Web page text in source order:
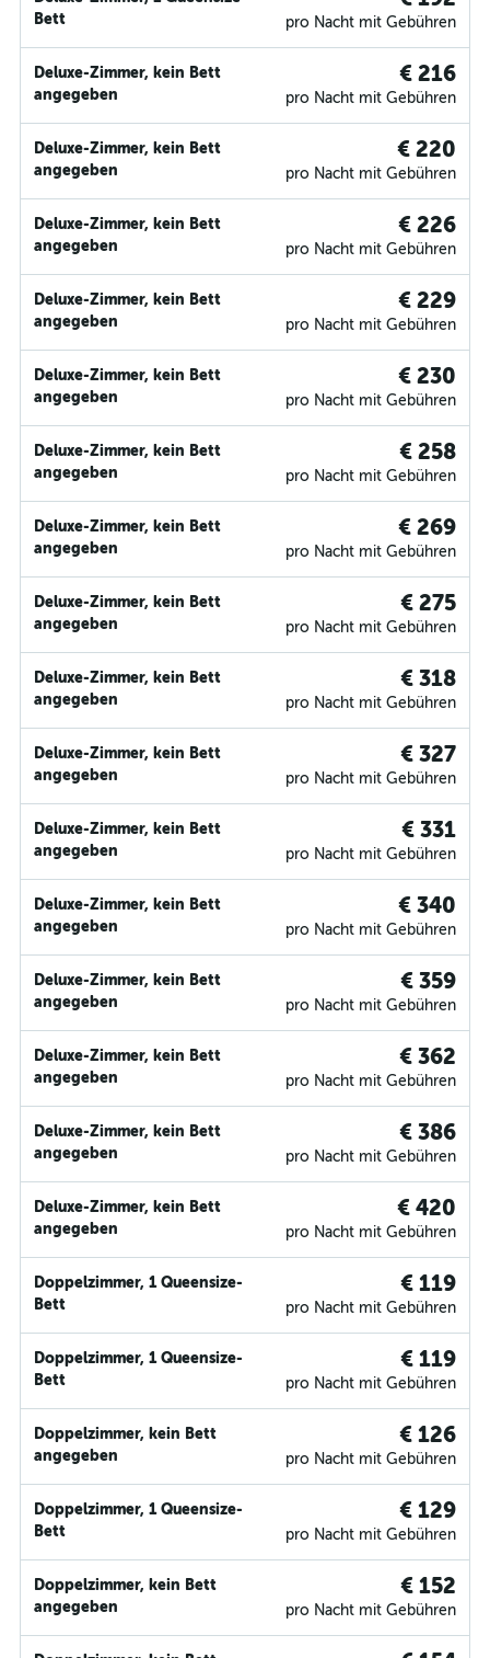
Bett
pro Nacht mit Gebühren
Deluxe-Zimmer, kein Bett
angegeben
€ 216
pro Nacht mit Gebühren
Deluxe-Zimmer, kein Bett
angegeben
€ 220
pro Nacht mit Gebühren
Deluxe-Zimmer, kein Bett
angegeben
€ 226
pro Nacht mit Gebühren
Deluxe-Zimmer, kein Bett
angegeben
€ 229
pro Nacht mit Gebühren
Deluxe-Zimmer, kein Bett
angegeben
€ 230
pro Nacht mit Gebühren
Deluxe-Zimmer, kein Bett
angegeben
€ 258
pro Nacht mit Gebühren
Deluxe-Zimmer, kein Bett
angegeben
€ 269
pro Nacht mit Gebühren
Deluxe-Zimmer, kein Bett
angegeben
€ 275
pro Nacht mit Gebühren
Deluxe-Zimmer, kein Bett
angegeben
€ 318
pro Nacht mit Gebühren
Deluxe-Zimmer, kein Bett
angegeben
€ 327
pro Nacht mit Gebühren
Deluxe-Zimmer, kein Bett
angegeben
€ 331
pro Nacht mit Gebühren
Deluxe-Zimmer, kein Bett
angegeben
€ 340
pro Nacht mit Gebühren
Deluxe-Zimmer, kein Bett
angegeben
€ 359
pro Nacht mit Gebühren
Deluxe-Zimmer, kein Bett
angegeben
€ 362
pro Nacht mit Gebühren
Deluxe-Zimmer, kein Bett
angegeben
€ 386
pro Nacht mit Gebühren
Deluxe-Zimmer, kein Bett
angegeben
€ 420
pro Nacht mit Gebühren
Doppelzimmer, 1 Queensize-
Bett
€ 119
pro Nacht mit Gebühren
Doppelzimmer, 1 Queensize-
Bett
€ 119
pro Nacht mit Gebühren
Doppelzimmer, kein Bett
angegeben
€ 126
pro Nacht mit Gebühren
Doppelzimmer, 1 Queensize-
Bett
€ 129
pro Nacht mit Gebühren
Doppelzimmer, kein Bett
angegeben
€ 152
pro Nacht mit Gebühren